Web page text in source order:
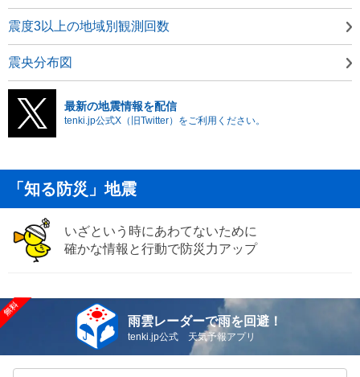
震度3以上の地域別観測回数
震央分布図
最新の地震情報を配信
tenki.jp公式X（旧Twitter）をご利用ください。
「知る防災」地震
いざという時にあわてないために
確かな情報と行動で防災力アップ
雨雲レーダーで雨を回避！
tenki.jp公式 天気予報アプリ